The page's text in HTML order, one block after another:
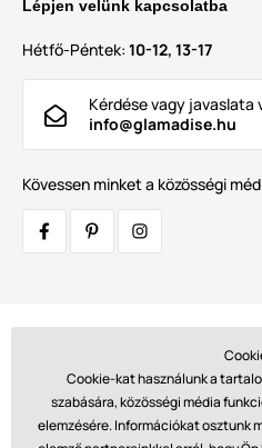
Lépjen velünk kapcsolatba
Hétfő-Péntek: 10-12, 13-17
Kérdése vagy javaslata
info@glamadise.hu
Kövessen minket a közösségi
Fizetések:
Cookie-kat használunk a
szabására, közösségi média
elemzésére. Információkat osztunk